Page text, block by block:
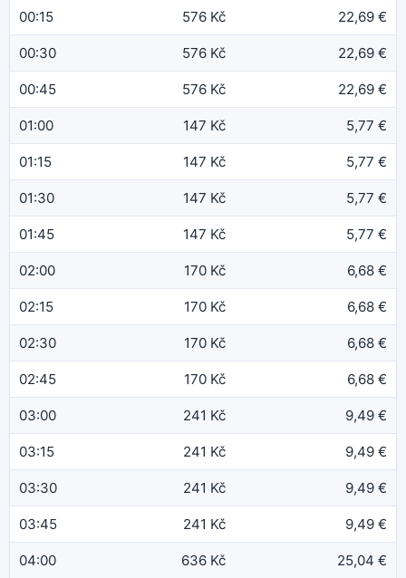
00:15 576 Kč 22,69 €
00:30 576 Kč 22,69 €
00:45 576 Kč 22,69 €
01:00 147 Kč 5,77 €
01:15 147 Kč 5,77 €
01:30 147 Kč 5,77 €
01:45 147 Kč 5,77 €
02:00 170 Kč 6,68 €
02:15 170 Kč 6,68 €
02:30 170 Kč 6,68 €
02:45 170 Kč 6,68 €
03:00 241 Kč 9,49 €
03:15 241 Kč 9,49 €
03:30 241 Kč 9,49 €
03:45 241 Kč 9,49 €
04:00 636 Kč 25,04 €